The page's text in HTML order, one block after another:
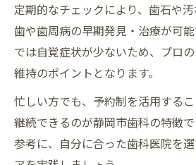
定期的なチェックにより、歯石や
歯や歯周病の早期発見・治療が可
では自覚症状が少ないため、プロ
維持のポイントとなります。
忙しい方でも、予約制を活用する
継続できるのが静岡市歯科の特徴
参考に、自分に合った歯科医院を